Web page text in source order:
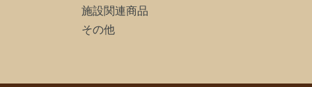
施設関連商品
その他